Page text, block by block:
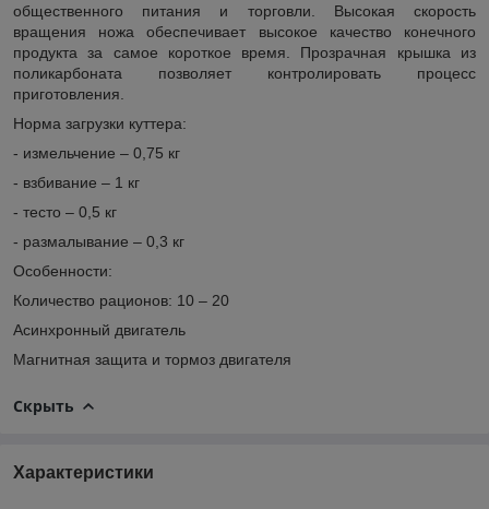
общественного питания и торговли. Высокая скорость
вращения ножа обеспечивает высокое качество конечного
продукта за самое короткое время. Прозрачная крышка из
поликарбоната позволяет контролировать процесс
приготовления.
Норма загрузки куттера:
- измельчение – 0,75 кг
- взбивание – 1 кг
- тесто – 0,5 кг
- размалывание – 0,3 кг
Особенности:
Количество рационов: 10 – 20
Асинхронный двигатель
Магнитная защита и тормоз двигателя
Скрыть
Характеристики